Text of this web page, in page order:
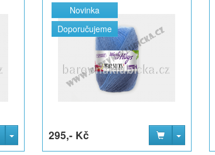
Novinka
Doporučujeme
295,- Kč